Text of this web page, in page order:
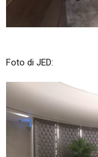
Foto di JED: